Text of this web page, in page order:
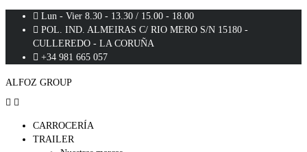
Lun - Vier 8.30 - 13.30 / 15.00 - 18.00
POL. IND. ALMEIRAS C/ RIO MERO S/N 15180 -
CULLEREDO - LA CORUÑA
+34 981 665 057
ALFOZ GROUP
CARROCERÍA
TRAILER